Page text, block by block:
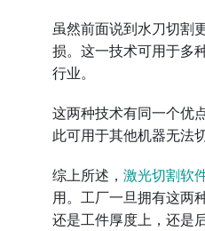
虽然前面说到水刀切割
损。这一技术可用于多
行业。
这两种技术有同一个优
此可用于其他机器无法
综上所述， 激光切割软
用。工厂一旦拥有这两
还是工件厚度上，还是